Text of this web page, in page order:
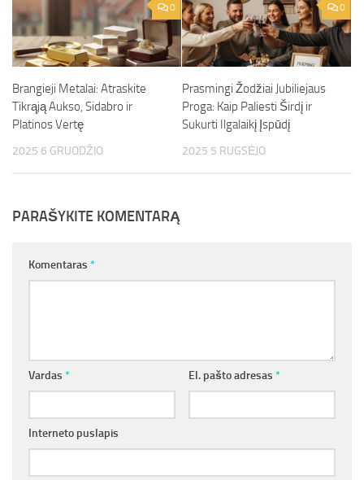
0
Brangieji Metalai: Atraskite
Tikrąją Aukso, Sidabro ir
Platinos Vertę
2025 6 GRUODŽIO
0
Prasmingi Žodžiai Jubiliejaus
Proga: Kaip Paliesti Širdį ir
Sukurti Ilgalaikį Įspūdį
2025 5 RUGSĖJO
PARAŠYKITE KOMENTARĄ
Komentaras *
Vardas * El. pašto adresas *
Interneto puslapis